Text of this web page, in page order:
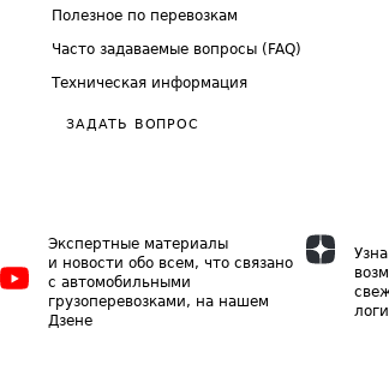
Полезное по перевозкам
Часто задаваемые вопросы (FAQ)
Техническая информация
ЗАДАТЬ ВОПРОС
Экспертные материалы
и новости обо всем, что связано
с автомобильными
грузоперевозками, на нашем
Дзене